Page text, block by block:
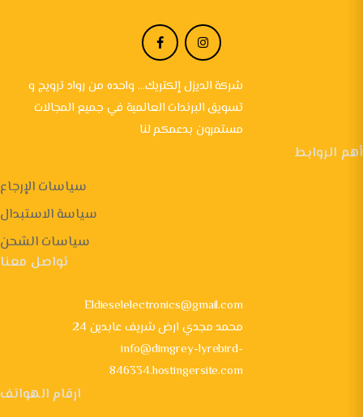
شركة الديزل إلكتريك... واحده من رواد ترويج و
تسويق البرندات العالمية في جميع المجالات
مستمرون بدعمكم لنا
أهم الروابط
سياسات الإرجاع
سياسة الاستبدال
سياسات الشحن
تواصل معنا
Eldieselelectronics@gmail.com
24 محمد مجدي ارض شريف عابدين
info@dimgrey-lyrebird-
846334.hostingersite.com
ارقام الهواتف